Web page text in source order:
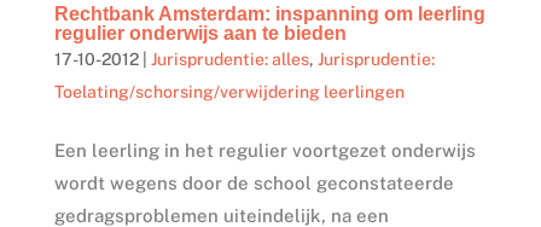
Rechtbank Amsterdam: inspanning om leerling
regulier onderwijs aan te bieden
17-10-2012| Jurisprudentie: alles, Jurisprudentie:
Toelating/schorsing/verwijdering leerlingen
Een leerling in het regulier voortgezet onderwijs
wordt wegens door de school geconstateerde
gedragsproblemen uiteindelijk, na een